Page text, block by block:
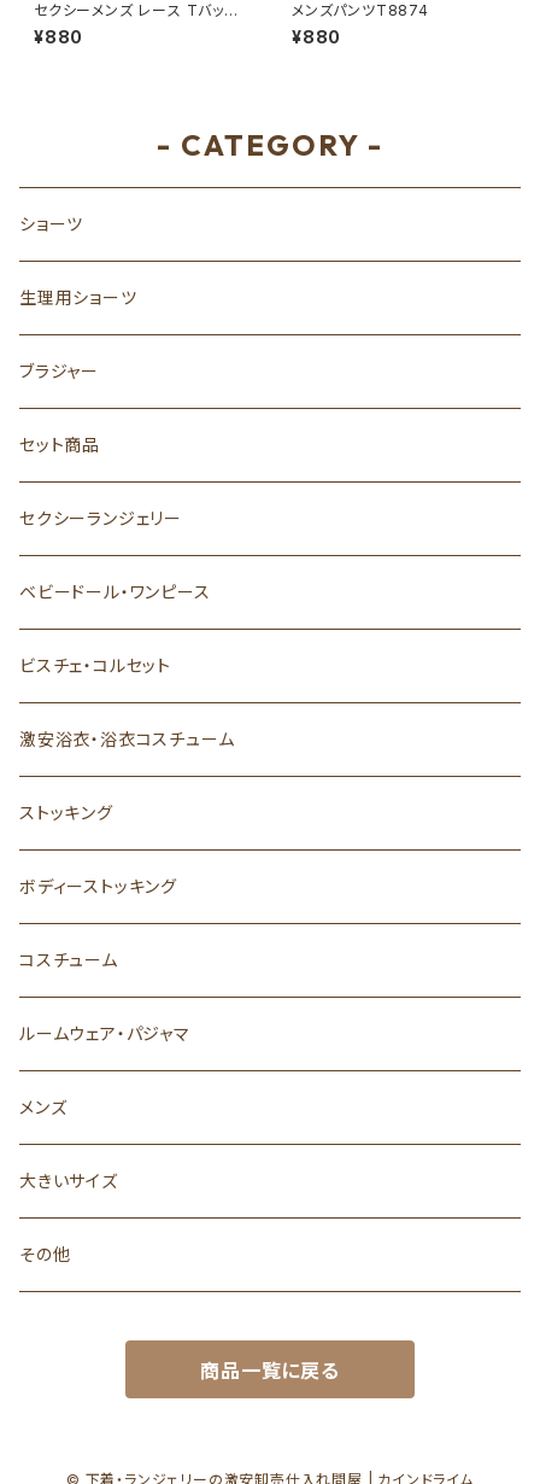
セクシーメンズ レース Tバック
1515
¥880
メンズパンツT8874
¥880
- CATEGORY -
ショーツ
生理用ショーツ
ブラジャー
セット商品
セクシーランジェリー
ベビードール・ワンピース
ビスチェ・コルセット
激安浴衣・浴衣コスチューム
ストッキング
ボディーストッキング
コスチューム
ルームウェア・パジャマ
メンズ
大きいサイズ
その他
商品一覧に戻る
© 下着・ランジェリーの激安卸売仕入れ問屋 | カインドライム